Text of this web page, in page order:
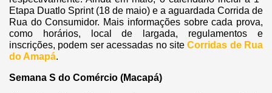
Etapa Duatlo Sprint (18 de maio) e a aguardada Corrida de
Rua do Consumidor. Mais informações sobre cada prova,
como horários, local de largada, regulamentos e
inscrições, podem ser acessadas no siteCorridas de Rua
do Amapá.
Semana S do Comércio (Macapá)